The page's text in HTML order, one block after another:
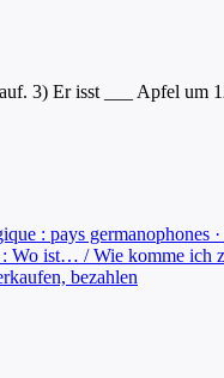
3) Er isst ___ Apfel um
: pays
Wo ist… / Wie komme
bezahlen